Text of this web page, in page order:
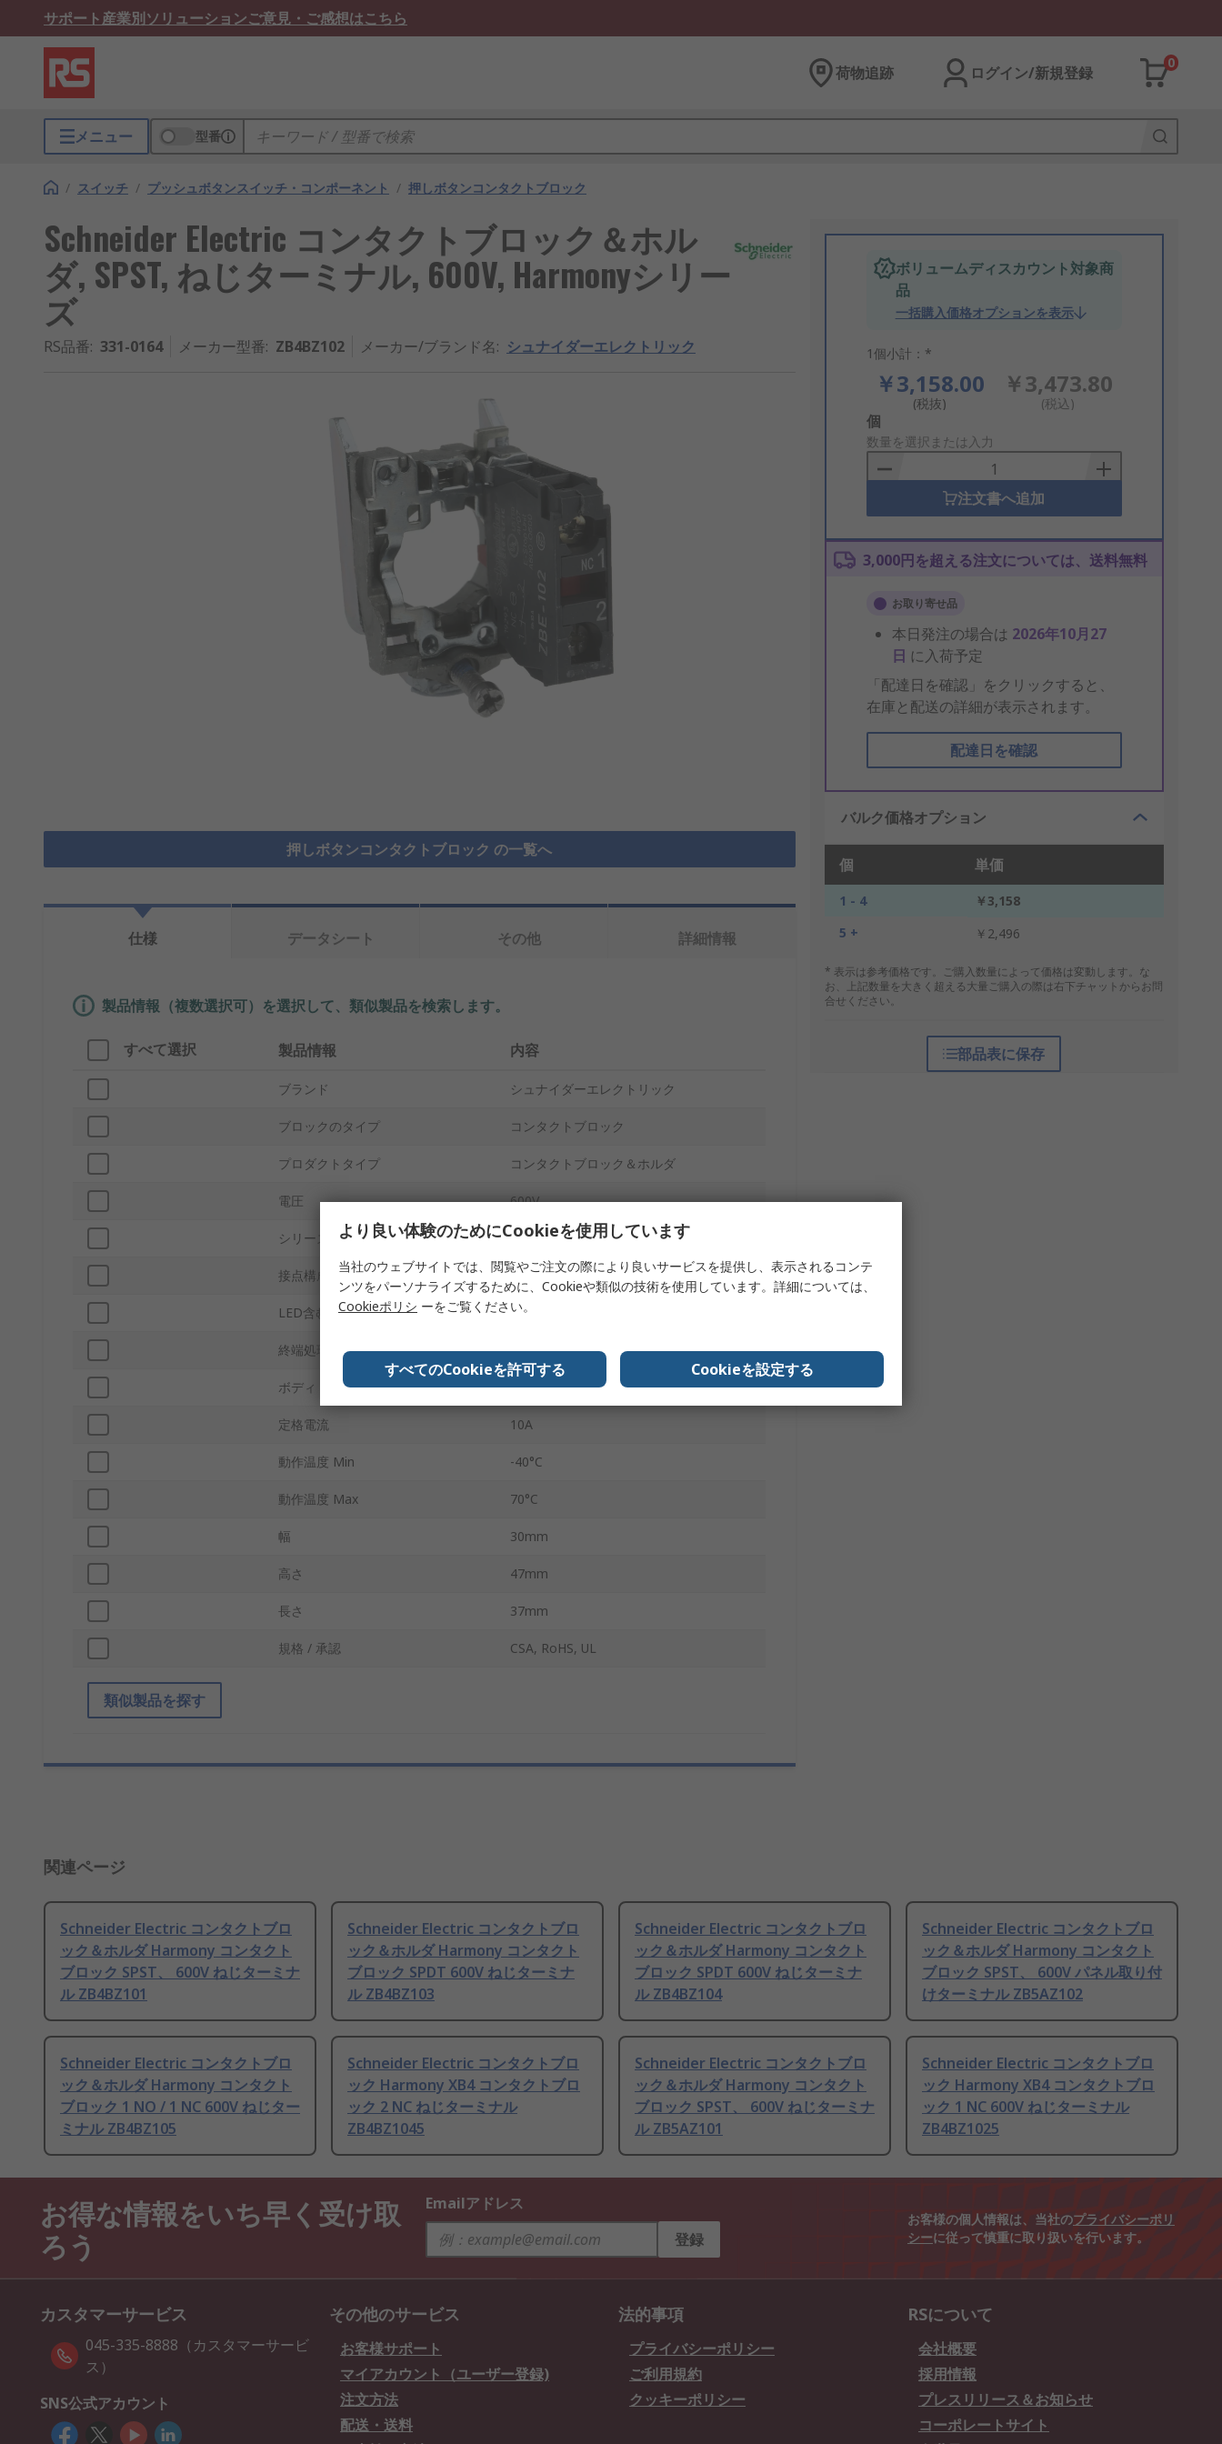
サポート産業別ソリューションご意見・ご感想はこちら
荷物追跡 ログイン/新規登録
0
メニュー 型番
/ スイッチ / プッシュボタンスイッチ・コンポーネント / 押しボタンコンタクトブロック
Schneider Electric コンタクトブロック＆ホル
ダ, SPST, ねじターミナル, 600V, Harmonyシリー
ズ
RS品番: 331-0164 メーカー型番: ZB4BZ102 メーカー/ブランド名: シュナイダーエレクトリック
押しボタンコンタクトブロック の一覧へ
ボリュームディスカウント対象商
品
一括購入価格オプションを表示
1個小計：*
￥3,158.00
(税抜)
￥3,473.80
(税込)
Add
to
Basket
個
数量を選択または入力
注文書へ追加
3,000円を超える注文については、送料無料
お取り寄せ品
本日発注の場合は 2026年10月27
日 に入荷予定
「配達日を確認」をクリックすると、
在庫と配送の詳細が表示されます。
配達日を確認
バルク価格オプション
個 単価
1 - 4
￥3,158
5 +
￥2,496
* 表示は参考価格です。ご購入数量によって価格は変動します。な
お、上記数量を大きく超える大量ご購入の際は右下チャットからお問
合せください。
部品表に保存
仕様 データシート その他 詳細情報
製品情報（複数選択可）を選択して、類似製品を検索します。
すべて選択 製品情報 内容
ブランド シュナイダーエレクトリック
ブロックのタイプ コンタクトブロック
プロダクトタイプ コンタクトブロック＆ホルダ
電圧 600V
シリーズ Harmony
接点構成 SPST
LED含む いいえ
終端処理 ねじ
ボディ / 固定カラー付属 はい
定格電流 10A
動作温度 Min -40°C
動作温度 Max 70°C
幅 30mm
高さ 47mm
長さ 37mm
規格 / 承認 CSA, RoHS, UL
類似製品を探す
関連ページ
Schneider Electric コンタクトブロ
ック＆ホルダ Harmony コンタクト
ブロック SPST、 600V ねじターミナ
ル ZB4BZ101
Schneider Electric コンタクトブロ
ック＆ホルダ Harmony コンタクト
ブロック SPDT 600V ねじターミナ
ル ZB4BZ103
Schneider Electric コンタクトブロ
ック＆ホルダ Harmony コンタクト
ブロック SPDT 600V ねじターミナ
ル ZB4BZ104
Schneider Electric コンタクトブロ
ック＆ホルダ Harmony コンタクト
ブロック SPST、 600V パネル取り付
けターミナル ZB5AZ102
Schneider Electric コンタクトブロ
ック＆ホルダ Harmony コンタクト
ブロック 1 NO / 1 NC 600V ねじター
ミナル ZB4BZ105
Schneider Electric コンタクトブロ
ック Harmony XB4 コンタクトブロ
ック 2 NC ねじターミナル
ZB4BZ1045
Schneider Electric コンタクトブロ
ック＆ホルダ Harmony コンタクト
ブロック SPST、 600V ねじターミナ
ル ZB5AZ101
Schneider Electric コンタクトブロ
ック Harmony XB4 コンタクトブロ
ック 1 NC 600V ねじターミナル
ZB4BZ1025
お得な情報をいち早く受け取
ろう
Emailアドレス
登録
お客様の個人情報は、当社のプライバシーポリ
シーに従って慎重に取り扱いを行います。
カスタマーサービス
045-335-8888（カスタマーサービ
ス）
SNS公式アカウント
その他のサービス
お客様サポート
マイアカウント（ユーザー登録)
注文方法
配送・送料
法的事項
プライバシーポリシー
ご利用規約
クッキーポリシー
RSについて
会社概要
採用情報
プレスリリース＆お知らせ
コーポレートサイト
より良い体験のためにCookieを使用しています
当社のウェブサイトでは、閲覧やご注文の際により良いサービスを提供し、表示されるコンテ
ンツをパーソナライズするために、Cookieや類似の技術を使用しています。詳細については、
Cookieポリシ ーをご覧ください。
すべてのCookieを許可する Cookieを設定する